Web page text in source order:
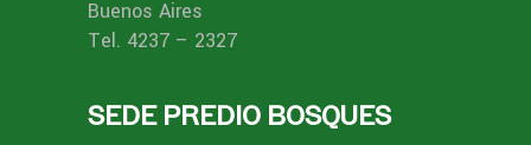
Buenos Aires
Tel. 4237 – 2327
SEDE PREDIO BOSQUES